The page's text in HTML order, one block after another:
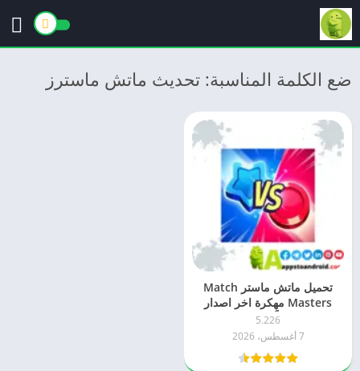
ضع الكلمة المناسبة: تحديث ماتش ماسترز
تحميل ماتش ماستر Match
Masters مهكرة اخر اصدار
5.226
7 أغسطس، 2026